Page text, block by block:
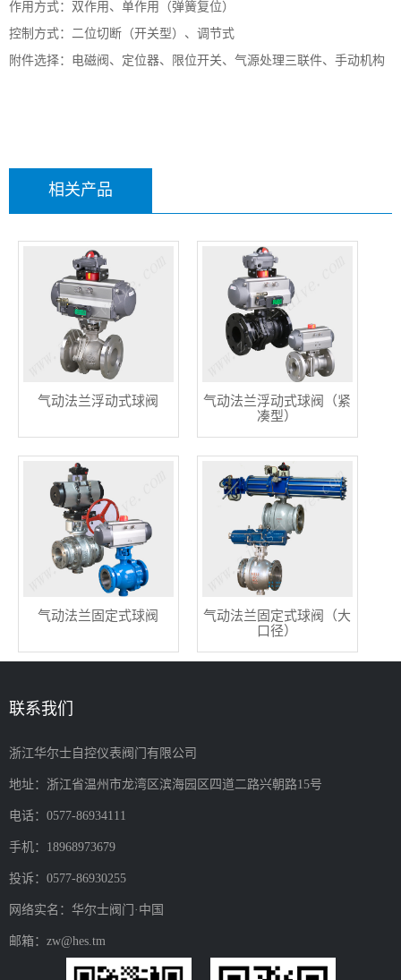
作用方式：双作用、单作用（弹簧复位）
控制方式：二位切断（开关型）、调节式
附件选择：电磁阀、定位器、限位开关、气源处理三联件、手动机构
相关产品
气动法兰浮动式球阀
气动法兰浮动式球阀（紧
凑型）
气动法兰固定式球阀
气动法兰固定式球阀（大
口径）
联系我们
浙江华尔士自控仪表阀门有限公司
地址：浙江省温州市龙湾区滨海园区四道二路兴朝路15号
电话：0577-86934111
手机：18968973679
投诉：0577-86930255
网络实名：华尔士阀门·中国
邮箱：zw@hes.tm